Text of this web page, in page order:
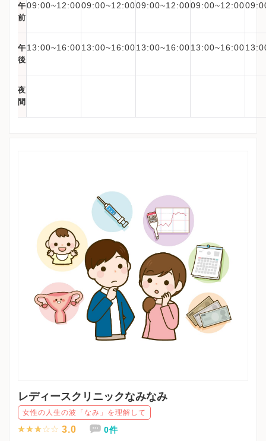
午
前
09:00~12:0009:00~12:0009:00~12:0009:00~12:00
午
後
13:00~16:0013:00~16:0013:00~16:0013:00~16:00
夜
間
レディースクリニックなみなみ
女性の人生の波「なみ」を理解して
3.0 0件